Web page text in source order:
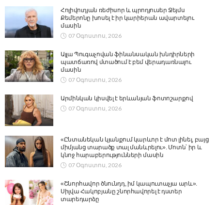
Հոլիվուդյան ռեժիսոր և պրոդյուսեր Ջեյմս
Քեմերոնը խոսել է իր կարիերան ավարտելու
մասին
07 Օգոստոս, 2026
Ալլա Պուգաչովան ֆինանսական խնդիրների
պատճառով մտածում է բեմ վերադառնալու
մասին
07 Օգոստոս, 2026
Արմինկան կիսվել է երևանյան ֆոտոշարքով
07 Օգոստոս, 2026
«Ընտանեկան կյանքում կարևոր է մոտ լինել, բայց
միմյանց տարածք տալ մանևրելու». Մոտն՝ իր և
կնոջ հարաբերությունների մասին
07 Օգոստոս, 2026
«Շնորհավոր ծնունդդ, իմ կապուտաչյա արև».
Սիլվա Հակոբյանը շնորհավորել է դստեր
տարեդարձը